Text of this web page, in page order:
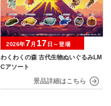
わくわくの森 古代生物ぬいぐるみLM
Cアソート
2026年7月 17 日～登場